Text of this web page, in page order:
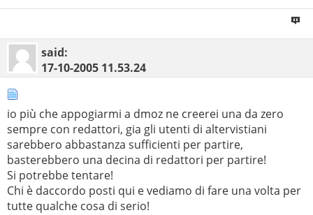
said:
17-10-2005 11.53.24
io più che appogiarmi a dmoz ne creerei una da zero
sempre con redattori, gia gli utenti di altervistiani
sarebbero abbastanza sufficienti per partire,
basterebbero una decina di redattori per partire!
Si potrebbe tentare!
Chi è daccordo posti qui e vediamo di fare una volta per
tutte qualche cosa di serio!